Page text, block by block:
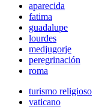
aparecida
fatima
guadalupe
lourdes
medjugorje
peregrinación
roma
turismo religioso
vaticano